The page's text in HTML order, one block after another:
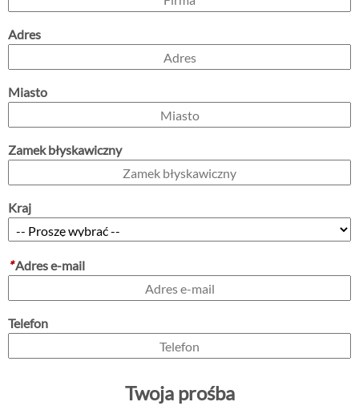
Adres
Miasto
Zamek błyskawiczny
Kraj
*Adres e-mail
Telefon
Twoja prośba